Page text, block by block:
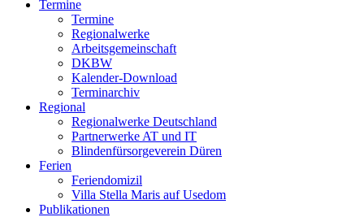
Termine
Termine
Regionalwerke
Arbeitsgemeinschaft
DKBW
Kalender-Download
Terminarchiv
Regional
Regionalwerke Deutschland
Partnerwerke AT und IT
Blindenfürsorgeverein Düren
Ferien
Feriendomizil
Villa Stella Maris auf Usedom
Publikationen